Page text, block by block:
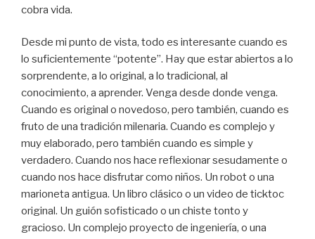
cobra vida.
Desde mi punto de vista, todo es interesante cuando es
lo suficientemente “potente”. Hay que estar abiertos a lo
sorprendente, a lo original, a lo tradicional, al
conocimiento, a aprender. Venga desde donde venga.
Cuando es original o novedoso, pero también, cuando es
fruto de una tradición milenaria. Cuando es complejo y
muy elaborado, pero también cuando es simple y
verdadero. Cuando nos hace reflexionar sesudamente o
cuando nos hace disfrutar como niños. Un robot o una
marioneta antigua. Un libro clásico o un video de ticktoc
original. Un guión sofisticado o un chiste tonto y
gracioso. Un complejo proyecto de ingeniería, o una